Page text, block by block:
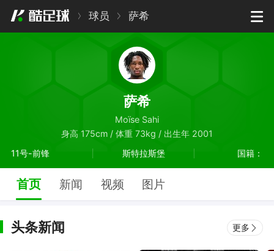
球员 萨希
萨希
Moïse Sahi
身高 175cm / 体重 73kg / 出生年 2001
11号-前锋
斯特拉斯堡 国籍：
首页 新闻 视频 图片
头条新闻 更多